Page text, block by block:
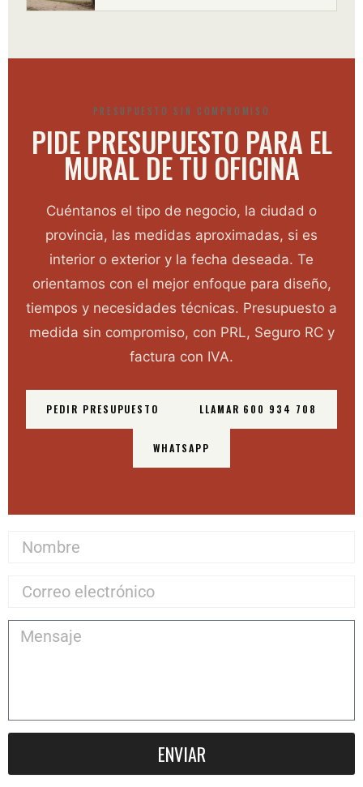
PRESUPUESTO SIN COMPROMISO
PIDE PRESUPUESTO PARA EL
MURAL DE TU OFICINA
Cuéntanos el tipo de negocio, la ciudad o
provincia, las medidas aproximadas, si es
interior o exterior y la fecha deseada. Te
orientamos con el mejor enfoque para diseño,
tiempos y necesidades técnicas. Presupuesto a
medida sin compromiso, con PRL, Seguro RC y
factura con IVA.
PEDIR PRESUPUESTO LLAMAR 600 934 708
WHATSAPP
ENVIAR